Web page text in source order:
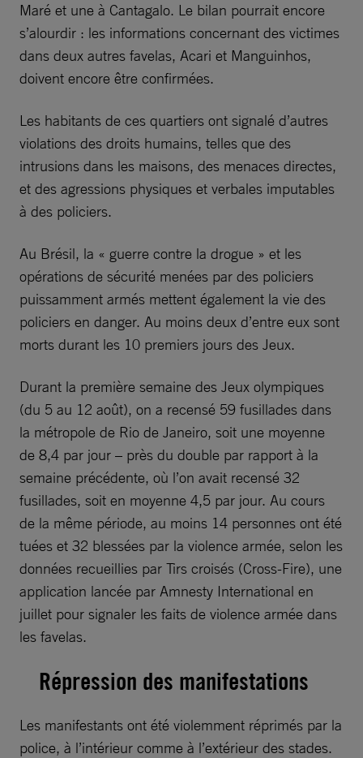
Maré et une à Cantagalo. Le bilan pourrait encore
s’alourdir : les informations concernant des victimes
dans deux autres favelas, Acari et Manguinhos,
doivent encore être confirmées.
Les habitants de ces quartiers ont signalé d’autres
violations des droits humains, telles que des
intrusions dans les maisons, des menaces directes,
et des agressions physiques et verbales imputables
à des policiers.
Au Brésil, la « guerre contre la drogue » et les
opérations de sécurité menées par des policiers
puissamment armés mettent également la vie des
policiers en danger. Au moins deux d’entre eux sont
morts durant les 10 premiers jours des Jeux.
Durant la première semaine des Jeux olympiques
(du 5 au 12 août), on a recensé 59 fusillades dans
la métropole de Rio de Janeiro, soit une moyenne
de 8,4 par jour – près du double par rapport à la
semaine précédente, où l’on avait recensé 32
fusillades, soit en moyenne 4,5 par jour. Au cours
de la même période, au moins 14 personnes ont été
tuées et 32 blessées par la violence armée, selon les
données recueillies par Tirs croisés (Cross-Fire), une
application lancée par Amnesty International en
juillet pour signaler les faits de violence armée dans
les favelas.
Répression des manifestations
Les manifestants ont été violemment réprimés par la
police, à l’intérieur comme à l’extérieur des stades.